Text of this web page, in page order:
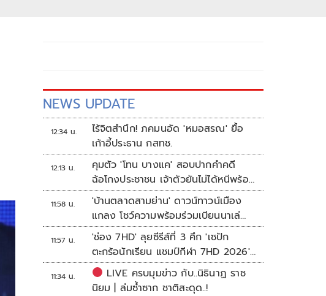
NEWS UPDATE
12:34 น.
ไร้จิตสำนึก! ภคมนอัด 'หมอสรณ' ยื้อ
เก้าอี้ประธาน กสทช.
12:13 น.
คุมตัว 'โทน บางแค' สอบปากคำคดี
ฉ้อโกงประชาชน เจ้าตัวยันไม่ได้หนีพร้อม
สู้คดี
11:58 น.
'บ้านตลาดสามย่าน' ดาวน์ทาวน์เมือง
แกลง โชว์ความพร้อมร่วมเบียนนาเล่
ระยอง
11:57 น.
'ช่อง 7HD' ลุยซีรีส์ที่ 3 ศึก 'เซปัก
ตะกร้อนักเรียน แชมป์กีฬา 7HD 2026'
เปิดรับทีมหญิงครั้งแรก
11:34 น.
LIVE ครบมุมข่าว กับ..นิธินาฏ ราช
นิยม | ล่มซ้ำซาก ชาติสะดุด..!